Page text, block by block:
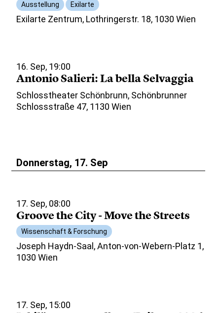
Ausstellung Exilarte
Exilarte Zentrum, Lothringerstr. 18, 1030 Wien
16. Sep, 19:00
Antonio Salieri: La bella Selvaggia
Schlosstheater Schönbrunn, Schönbrunner
Schlossstraße 47, 1130 Wien
Donnerstag, 17. Sep
17. Sep, 08:00
Groove the City - Move the Streets
Wissenschaft & Forschung
Joseph Haydn-Saal, Anton-von-Webern-Platz 1,
1030 Wien
17. Sep, 15:00